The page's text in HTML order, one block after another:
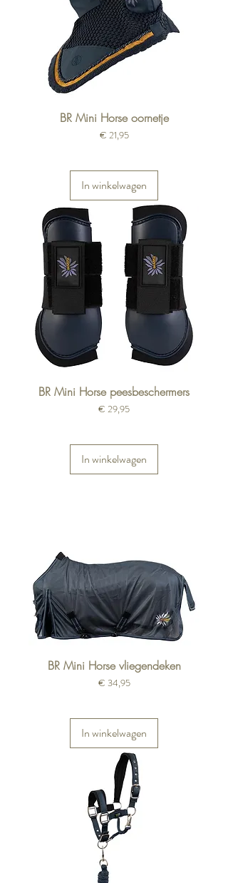
BR Mini Horse oornetje
Prijs
€ 21,95
In winkelwagen
BR Mini Horse peesbeschermers
Prijs
€ 29,95
In winkelwagen
BR Mini Horse vliegendeken
Prijs
€ 34,95
In winkelwagen